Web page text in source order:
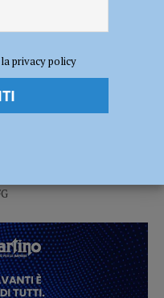
fino a 66 mila euro
la
privacy policy